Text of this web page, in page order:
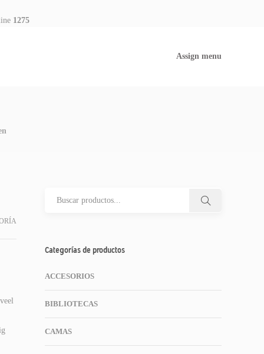
1275
Assign menu
Categorías de productos
ACCESORIOS
BIBLIOTECAS
CAMAS